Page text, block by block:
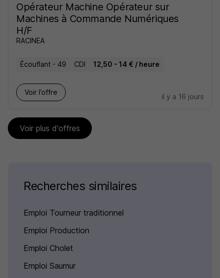
Opérateur Machine Opérateur sur
Machines à Commande Numériques
H/F
RACINEA
Écouflant - 49 CDI 12,50 - 14 € / heure
Voir l’offre
il y a 16 jours
Voir plus d'offres
Recherches similaires
Emploi Tourneur traditionnel
Emploi Production
Emploi Cholet
Emploi Saumur